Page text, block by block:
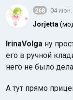
268 04 июн.
Jorjetta
IrinaVolga ну
его в ручной
него не было
А тут прямо